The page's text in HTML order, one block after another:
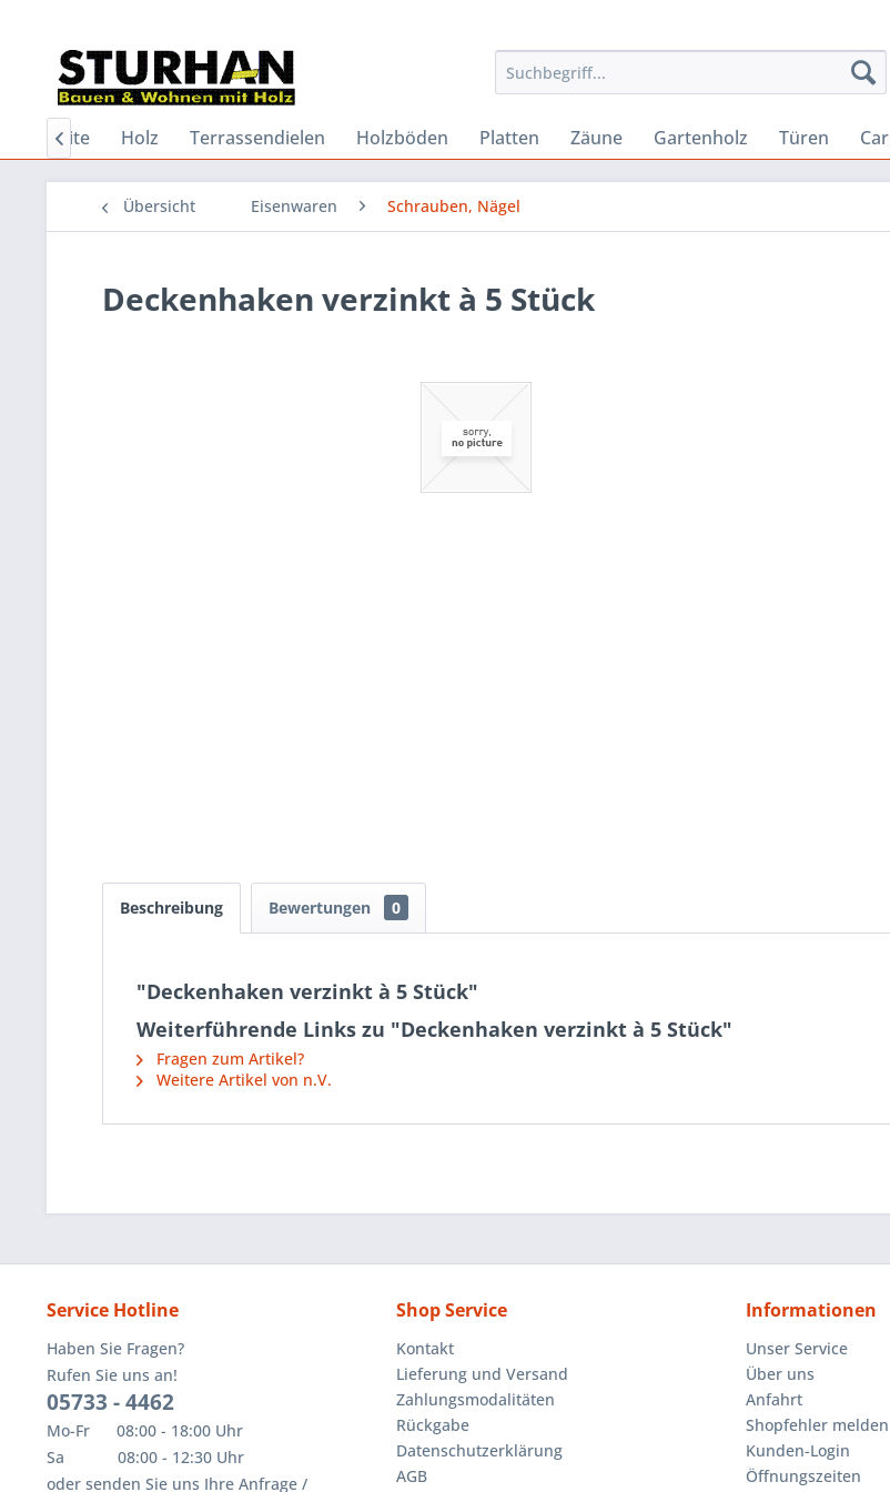
Startseite Holz Terrassendielen Holzböden Platten Zäune Gartenholz Türen

Übersicht Eisenwaren Schrauben, Nägel
Deckenhaken verzinkt à 5 Stück
Beschreibung Bewertungen 0
"Deckenhaken verzinkt à 5 Stück"
Weiterführende Links zu "Deckenhaken verzinkt à 5 Stück"
Fragen zum Artikel?
Weitere Artikel von n.V.
Service Hotline
Haben Sie Fragen?
Rufen Sie uns an!
05733 - 4462
Mo-Fr 08:00 - 18:00 Uhr
Sa 08:00 - 12:30 Uhr
oder senden Sie uns Ihre Anfrage /
Shop Service
Kontakt
Lieferung und Versand
Zahlungsmodalitäten
Rückgabe
Datenschutzerklärung
AGB
Informationen
Unser Service
Über uns
Anfahrt
Shopfehler melden
Kunden-Login
Öffnungszeiten